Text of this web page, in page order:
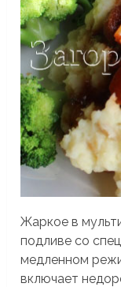
Жаркое в
подливе со
медленном
включает